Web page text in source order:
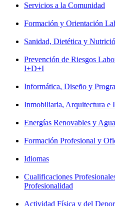
Servicios a la Comunidad
Formación y Orientación
Sanidad, Dietética y
Prevención de Riesgos
I+D+I
Informática, Diseño y
Inmobiliaria, Arquitectura e
Energías Renovables y Agua
Formación Profesional y
Idiomas
Cualificaciones
Profesionalidad
Actividad Física y del